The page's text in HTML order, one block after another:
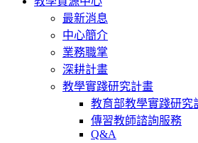
最新消息
中心簡介
業務職掌
深耕計畫
教學實踐研究計畫
教育部教學實踐研究
傳習教師諮詢服務
Q&A